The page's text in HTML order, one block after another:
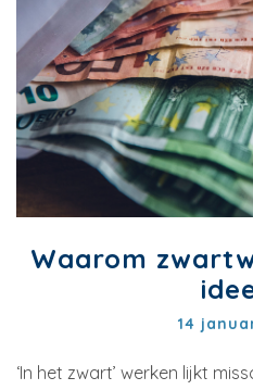
Waarom
14
‘In het zwart’ werken lijkt